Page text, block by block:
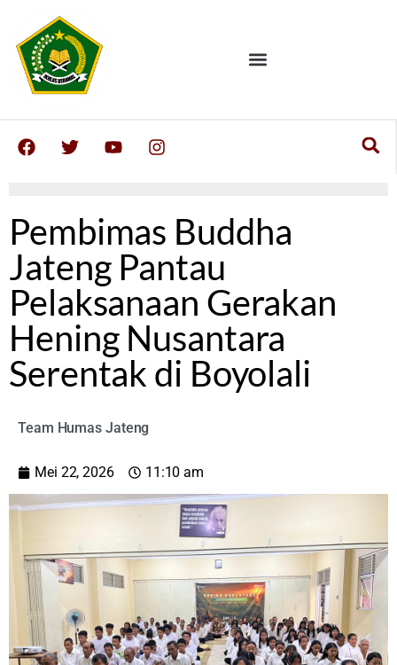
‎Pembimas Buddha
Jateng Pantau
Pelaksanaan Gerakan
Hening Nusantara
Serentak di Boyolali
Team Humas Jateng
Mei 22, 2026 11:10 am